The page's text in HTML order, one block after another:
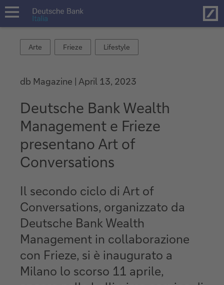
open
Arte
Arte
Frieze
Frieze
Lifestyle
Lifestyle
db Magazine April 13, 2023
Deutsche Bank Wealth
Management e Frieze
presentano Art of
Conversations
Il secondo ciclo di Art of
Conversations, organizzato da
Deutsche Bank Wealth
Management in collaborazione
con Frieze, si è inaugurato a
Milano lo scorso 11 aprile,